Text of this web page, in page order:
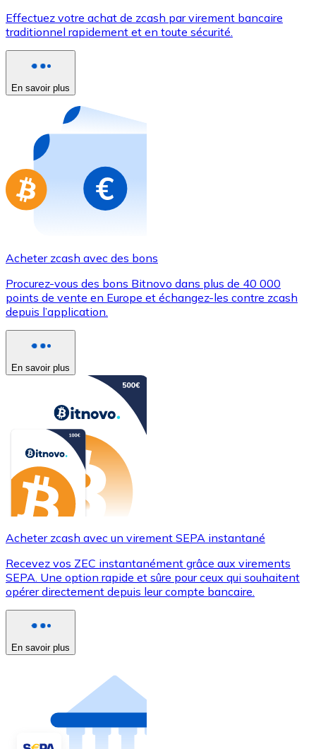
Utilisez les cartes Visa et Mastercard pour acheter
Acheter avec carte
Nouveau
Achetez des cartes-cadeaux de vos marques
Aller à la boutique de cartes-cadeaux
Effectuez votre achat de zcash par virement bancaire
traditionnel rapidement et en toute sécurité.
En savoir plus
Acheter zcash avec des bons
Procurez-vous des bons Bitnovo dans plus de 40 000
points de vente en Europe et échangez-les contre zcash
depuis l’application.
En savoir plus
Acheter zcash avec un virement SEPA instantané
Recevez vos ZEC instantanément grâce aux virements
SEPA. Une option rapide et sûre pour ceux qui souhaitent
opérer directement depuis leur compte bancaire.
En savoir plus